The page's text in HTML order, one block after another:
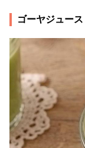
ゴーヤジュース